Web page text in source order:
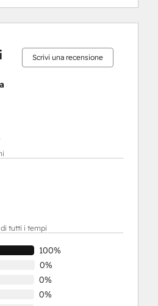
Scrivi una recensione
tutti i tempi
100%
0%
0%
0%
100%
0%
0%
0%
0%